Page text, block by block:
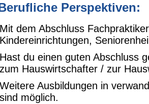
Perspektiven:
Mit dem Abschluss
Kindereinrichtungen,
Hast du einen guten Abschluss
zum Hauswirtschafter / zur
Weitere Ausbildungen in
sind möglich.